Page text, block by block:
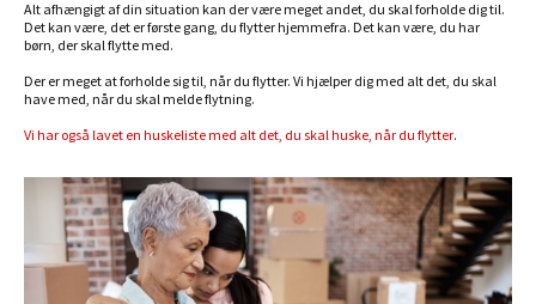
Alt afhængigt af din situation kan der være meget andet, du skal forholde dig til.
Det kan være, det er første gang, du flytter hjemmefra. Det kan være, du har
børn, der skal flytte med.
Der er meget at forholde sig til, når du flytter. Vi hjælper dig med alt det, du skal
have med, når du skal melde flytning.
Vi har også lavet en huskeliste med alt det, du skal huske, når du flytter.